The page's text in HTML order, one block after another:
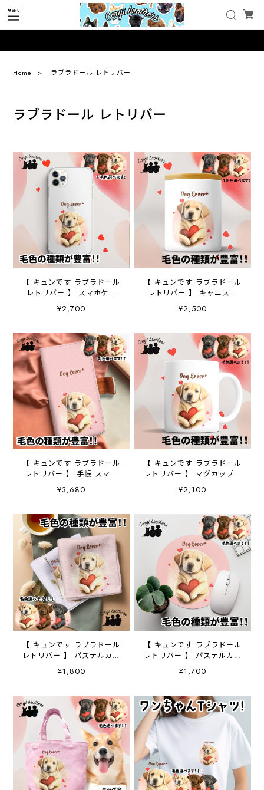
Home ラブラドール レトリバー
ラブラドール レトリバー
【 キュンです ラブラドール
レトリバー 】 スマホケー
犬 犬グッズ プレゼン
¥2,700
【 キュンです ラブラドール
レトリバー 】 キャニスタ
レゼント 犬 ペット う
¥2,500
【 キュンです ラブラドール
レトリバー 】 手帳 スマホ
ケース 犬 うちの子 プ
レゼント ペット Android
¥3,680
【 キュンです ラブラドール
レトリバー 】 マグカップ
犬 ペット うちの子 犬
グッズ ギフト プレゼン
¥2,100
【 キュンです ラブラドール
レトリバー 】 パステルカラ
ー ハンカチ 2枚セット
犬 ペット うちの子 プ
¥1,800
【 キュンです ラブラドール
レトリバー 】 パステルカラ
ー マウスパッド 犬 ペッ
ト うちの子 プレゼン
¥1,700